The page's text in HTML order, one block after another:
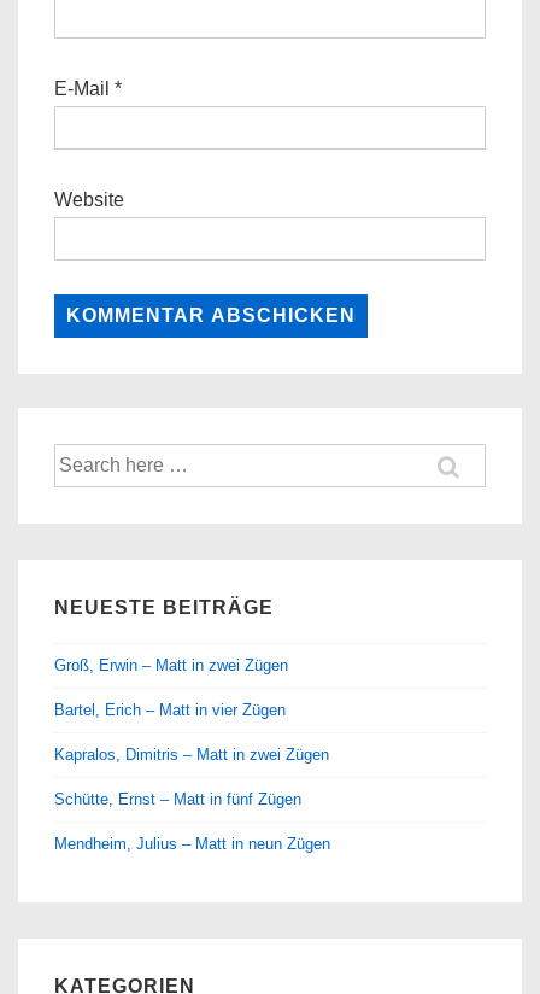
E-Mail *
Website
Suche
nach:
NEUESTE BEITRÄGE
Groß, Erwin – Matt in zwei Zügen
Bartel, Erich – Matt in vier Zügen
Kapralos, Dimitris – Matt in zwei Zügen
Schütte, Ernst – Matt in fünf Zügen
Mendheim, Julius – Matt in neun Zügen
KATEGORIEN